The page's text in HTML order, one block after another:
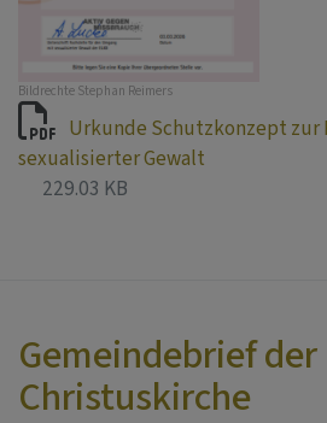
Bildrechte Stephan Reimers
Urkunde Schutzkonzept zur
sexualisierter Gewalt
229.03 KB
Gemeindebrief der
Christuskirche